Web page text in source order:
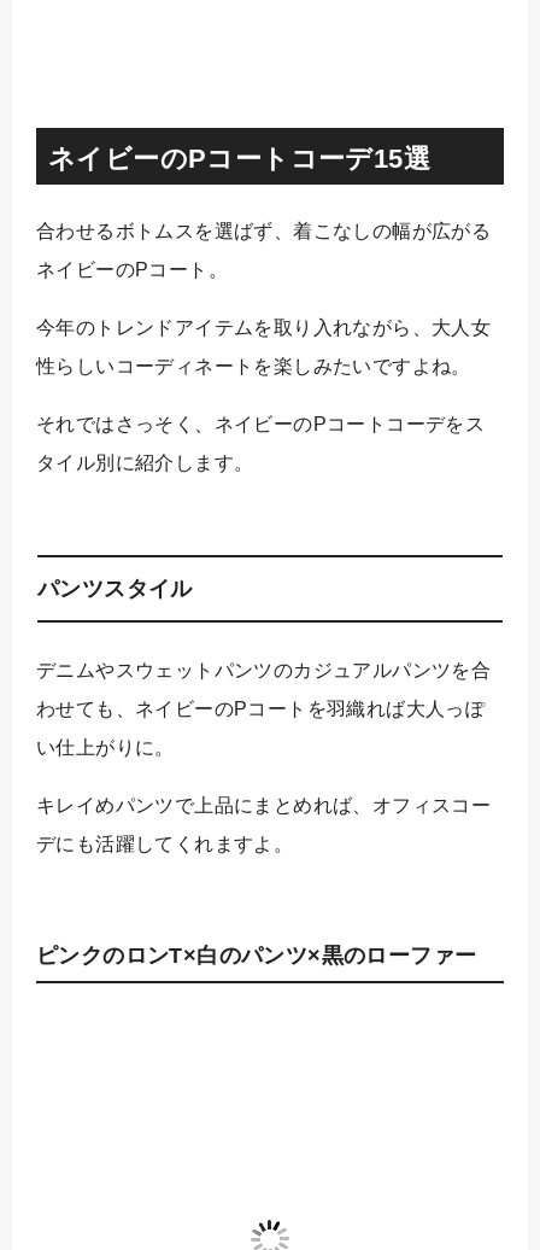
ネイビーのPコートコーデ15選
合わせるボトムスを選ばず、着こなしの幅が広がる
ネイビーのPコート。
今年のトレンドアイテムを取り入れながら、大人女
性らしいコーディネートを楽しみたいですよね。
それではさっそく、ネイビーのPコートコーデをス
タイル別に紹介します。
パンツスタイル
デニムやスウェットパンツのカジュアルパンツを合
わせても、ネイビーのPコートを羽織れば大人っぽ
い仕上がりに。
キレイめパンツで上品にまとめれば、オフィスコー
デにも活躍してくれますよ。
ピンクのロンT×白のパンツ×黒のローファー